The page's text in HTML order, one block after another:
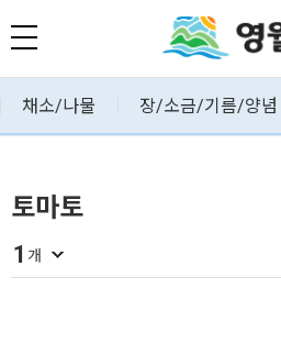
채소/나물 장/소금/기름/양념
토마토
1 개